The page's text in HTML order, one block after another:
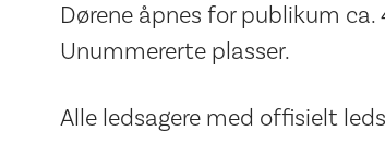
Dørene åpnes for publikum
Unummererte plasser.
Alle ledsagere med offisielt